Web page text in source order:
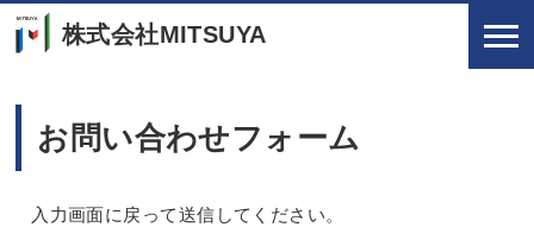
株式会社MITSUYA
お問い合わせフォーム
入力画面に戻って送信してください。